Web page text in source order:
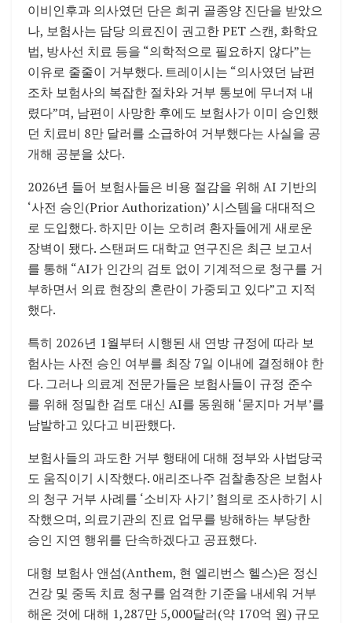
이비인후과 의사였던 단은 희귀 골종양 진단을 받았으
나, 보험사는 담당 의료진이 권고한 PET 스캔, 화학요
법, 방사선 치료 등을 “의학적으로 필요하지 않다”는
이유로 줄줄이 거부했다. 트레이시는 “의사였던 남편
조차 보험사의 복잡한 절차와 거부 통보에 무너져 내
렸다”며, 남편이 사망한 후에도 보험사가 이미 승인했
던 치료비 8만 달러를 소급하여 거부했다는 사실을 공
개해 공분을 샀다.
2026년 들어 보험사들은 비용 절감을 위해 AI 기반의
‘사전 승인(Prior Authorization)’ 시스템을 대대적으
로 도입했다. 하지만 이는 오히려 환자들에게 새로운
장벽이 됐다. 스탠퍼드 대학교 연구진은 최근 보고서
를 통해 “AI가 인간의 검토 없이 기계적으로 청구를 거
부하면서 의료 현장의 혼란이 가중되고 있다”고 지적
했다.
특히 2026년 1월부터 시행된 새 연방 규정에 따라 보
험사는 사전 승인 여부를 최장 7일 이내에 결정해야 한
다. 그러나 의료계 전문가들은 보험사들이 규정 준수
를 위해 정밀한 검토 대신 AI를 동원해 ‘묻지마 거부’를
남발하고 있다고 비판했다.
보험사들의 과도한 거부 행태에 대해 정부와 사법당국
도 움직이기 시작했다. 애리조나주 검찰총장은 보험사
의 청구 거부 사례를 ‘소비자 사기’ 혐의로 조사하기 시
작했으며, 의료기관의 진료 업무를 방해하는 부당한
승인 지연 행위를 단속하겠다고 공표했다.
대형 보험사 앤섬(Anthem, 현 엘리번스 헬스)은 정신
건강 및 중독 치료 청구를 엄격한 기준을 내세워 거부
해온 것에 대해 1,287만 5,000달러(약 170억 원) 규모